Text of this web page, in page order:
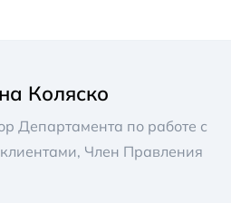
Коляско
Департамента по работе с
Член Правления